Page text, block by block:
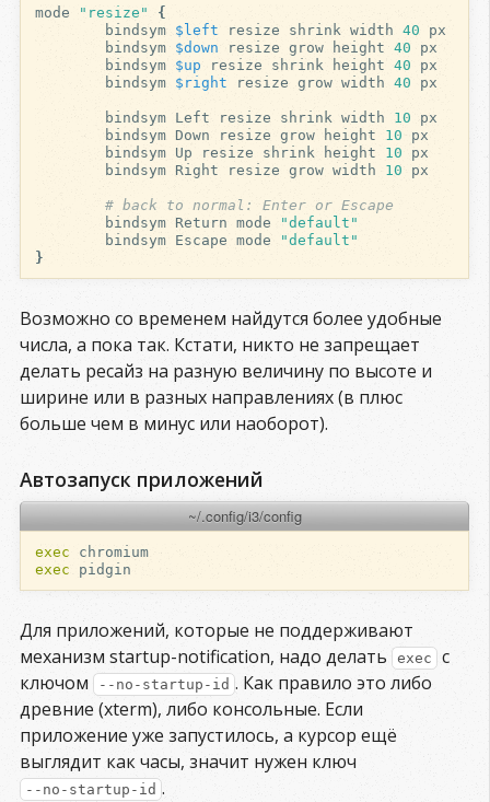
mode "resize"
{
bindsym $left resize shrink width 40
bindsym $down resize grow height 40
bindsym $up resize shrink height 40
bindsym $right resize grow width 40 px
bindsym Left resize shrink width 10
bindsym Down resize grow height 10
bindsym Up resize shrink height 10
bindsym Right resize grow width 10 px
# back to normal: Enter or Escape
bindsym Return mode
"default"
bindsym Escape mode
"default"
}
Возможно со временем найдутся более удобные
числа, а пока так. Кстати, никто не запрещает
делать ресайз на разную величину по высоте и
ширине или в разных направлениях (в плюс
больше чем в минус или наоборот).
Автозапуск приложений
~/.config/i3/config
exec
exec
Для приложений, которые не поддерживают
механизм startup-notification, надо делать
exec с
ключом
--no-startup-id . Как правило это либо
древние (xterm), либо консольные. Если
приложение уже запустилось, а курсор ещё
выглядит как часы, значит нужен ключ
--no-startup-id .